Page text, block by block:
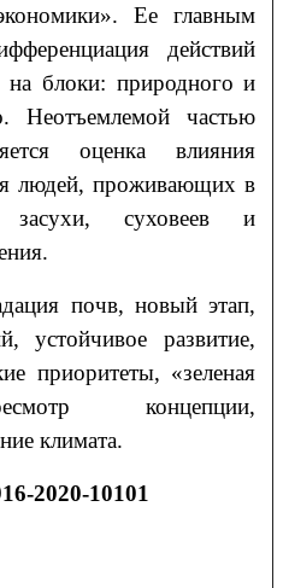
Ее главным
действий
на блоки: природного и
Неотъемлемой частью
оценка влияния
людей, проживающих в
засухи, суховеев и
почв, новый этап,
устойчивое развитие,
приоритеты, «зеленая
концепции,
климата.
2020-10101